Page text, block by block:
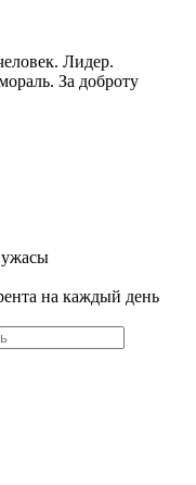
Лидер.
За доброту
ужасы
на каждый день